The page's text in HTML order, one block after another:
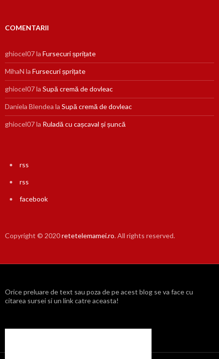
COMENTARII
ghiocel07la Fursecuri șprițate
MihaN la Fursecuri șprițate
ghiocel07la Supă cremă de dovleac
Daniela Blendea la Supă cremă de dovleac
ghiocel07la Ruladă cu cașcaval și șuncă
rss
rss
facebook
Copyright © 2020retetelemamei.ro. All rights reserved.
Orice preluare de text sau poza de pe acest blog se va face cu
citarea sursei si un link catre aceasta!